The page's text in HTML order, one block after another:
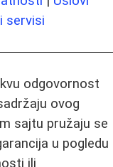
servisi
odgovornost
ovog
sajtu pružaju se
u pogledu
ili